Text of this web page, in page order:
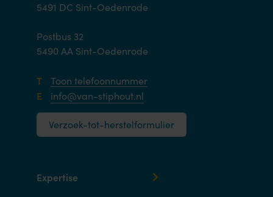
5491 DC Sint-Oedenrode
Postbus 32
5490 AA Sint-Oedenrode
T Toon telefoonnummer
E info@van-stiphout.nl
Verzoek-tot-herstelformulier
Expertise